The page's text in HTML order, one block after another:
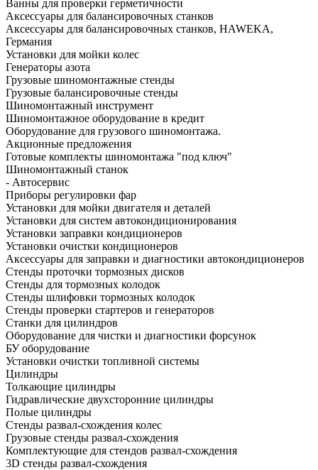
Ванны для проверки герметичности
Аксессуары для балансировочных станков
Аксессуары для балансировочных станков, HAWEKA,
Германия
Установки для мойки колес
Генераторы азота
Грузовые шиномонтажные стенды
Грузовые балансировочные стенды
Шиномонтажный инструмент
Шиномонтажное оборудование в кредит
Оборудование для грузового шиномонтажа.
Акционные предложения
Готовые комплекты шиномонтажа "под ключ"
Шиномонтажный станок
- Автосервис
Приборы регулировки фар
Установки для мойки двигателя и деталей
Установки для систем автокондиционирования
Установки заправки кондиционеров
Установки очистки кондиционеров
Аксессуары для заправки и диагностики автокондиционеров
Стенды проточки тормозных дисков
Стенды для тормозных колодок
Стенды шлифовки тормозных колодок
Стенды проверки стартеров и генераторов
Станки для цилиндров
Оборудование для чистки и диагностики форсунок
БУ оборудование
Установки очистки топливной системы
Цилиндры
Толкающие цилиндры
Гидравлические двухсторонние цилиндры
Полые цилиндры
Стенды развал-схождения колес
Грузовые стенды развал-схождения
Комплектующие для стендов развал-схождения
3D стенды развал-схождения